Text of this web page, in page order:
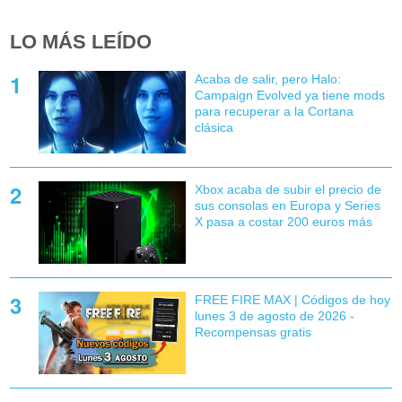
LO MÁS LEÍDO
Acaba de salir, pero Halo:
Campaign Evolved ya tiene mods
para recuperar a la Cortana
clásica
Xbox acaba de subir el precio de
sus consolas en Europa y Series
X pasa a costar 200 euros más
FREE FIRE MAX | Códigos de hoy
lunes 3 de agosto de 2026 -
Recompensas gratis